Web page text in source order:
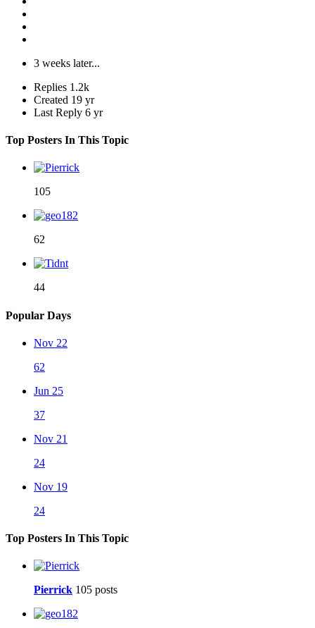
3 weeks later...
Replies 1.2k
Created 19 yr
Last Reply 6 yr
Top Posters In This Topic
105
62
44
Popular Days
Nov 22
62
Jun 25
37
Nov 21
24
Nov 19
24
Top Posters In This Topic
Pierrick 105 posts